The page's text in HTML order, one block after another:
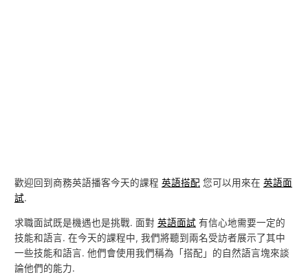
歡迎回到商務英語播客今天的課程英語搭配 您可以用來在英語面
試.
求職面試既是機遇也是挑戰. 面對英語面試 有信心地需要一定的
技能和語言. 在今天的課程中, 我們將聽到兩名受訪者展示了其中
一些技能和語言. 他們會使用我們稱為「搭配」的自然語言塊來談
論他們的能力.